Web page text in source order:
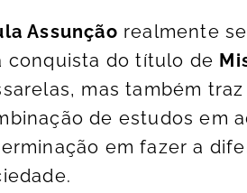
Assunção realmente
conquista do título de
mas também
de estudos em
em fazer a